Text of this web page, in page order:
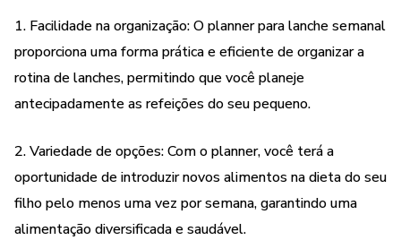
1. Facilidade na organização: O planner para lanche semanal
proporciona uma forma prática e eficiente de organizar a
rotina de lanches, permitindo que você planeje
antecipadamente as refeições do seu pequeno.
2. Variedade de opções: Com o planner, você terá a
oportunidade de introduzir novos alimentos na dieta do seu
filho pelo menos uma vez por semana, garantindo uma
alimentação diversificada e saudável.